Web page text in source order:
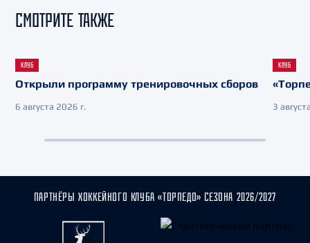
СМОТРИТЕ ТАКЖЕ
КЛУБ
Открыли программу тренировочных сборов
6 августа 2026 г.
КЛУБ
3
ПАРТНЁРЫ ХОККЕЙНОГО КЛУБА «ТОРПЕДО» СЕЗОНА 2026/2027